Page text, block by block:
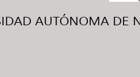
AUTÓNOMA DE